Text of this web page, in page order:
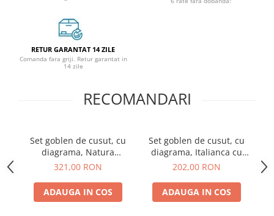
RETUR GARANTAT 14 ZILE
Comanda fara griji. Retur garantat in
14 zile
RECOMANDARI
Set goblen de cusut, cu
diagrama, Natura
moarta, 39x32 cm
321,00 RON
ADAUGA IN COS
Set goblen de cusut, cu
diagrama, Italianca cu
flori, 26x30cm
202,00 RON
ADAUGA IN COS